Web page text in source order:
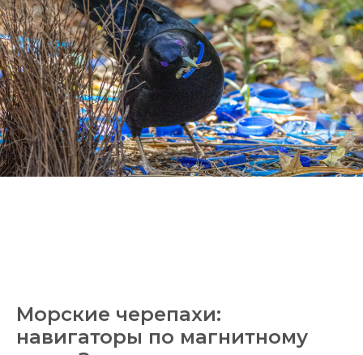
Морские черепахи:
навигаторы по магнитному